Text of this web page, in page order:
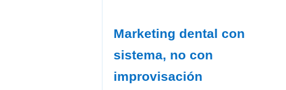
Marketing dental con
sistema, no con
improvisación